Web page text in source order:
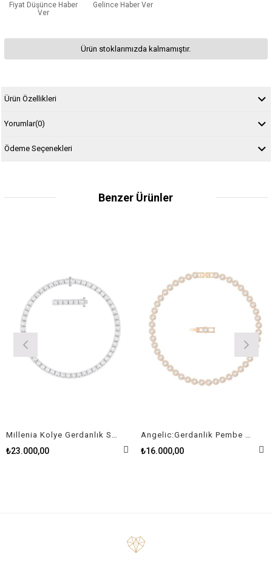
Fiyat Düşünce Haber
Ver
Gelince Haber Ver
Ürün stoklarımızda kalmamıştır.
Ürün Özellikleri
Yorumlar(0)
Ödeme Seçenekleri
Benzer Ürünler
Millenia Kolye Gerdanlık Swarovski Zirconia Kare Kristal Rodyum Kaplama
₺23.000,00
Angelic:Gerdanlik Pembe Altin Kaplama
₺16.000,00